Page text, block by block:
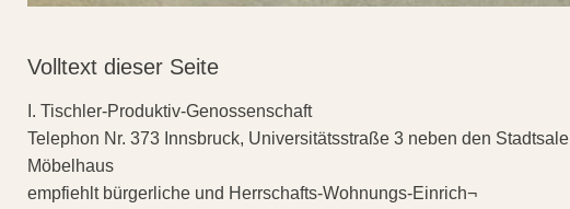
Volltext dieser Seite
I. Tischler-Produktiv-Genossenschaft
Telephon Nr. 373 Innsbruck, Universitätsstraße 3 neben den Stadtsale
Möbelhaus
empfiehlt bürgerliche und Herrschafts-Wohnungs-Einrich¬